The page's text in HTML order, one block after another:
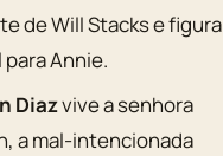
de Will Stacks e figura
Annie.
Diazvive a senhora
a mal-intencionada